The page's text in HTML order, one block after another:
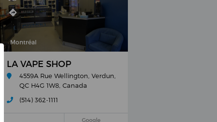
Montréal
LA VAPE SHOP
4559A Rue Wellington, Verdun,
QC H4G 1W8, Canada
(514) 362-1111
Google